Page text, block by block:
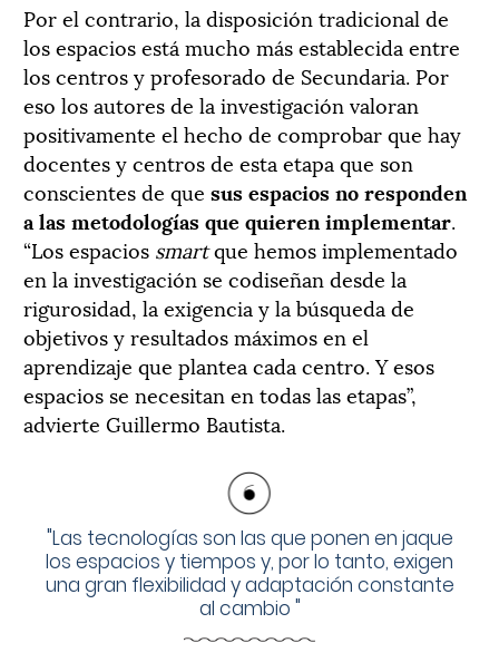
Por el contrario, la disposición tradicional de
los espacios está mucho más establecida entre
los centros y profesorado de Secundaria. Por
eso los autores de la investigación valoran
positivamente el hecho de comprobar que hay
docentes y centros de esta etapa que son
conscientes de que sus espacios no responden
a las metodologías que quieren implementar.
“Los espacios smartque hemos implementado
en la investigación se codiseñan desde la
rigurosidad, la exigencia y la búsqueda de
objetivos y resultados máximos en el
aprendizaje que plantea cada centro. Y esos
espacios se necesitan en todas las etapas”,
advierte Guillermo Bautista.
"Las tecnologías son las que ponen en jaque
los espacios y tiempos y, por lo tanto, exigen
una gran flexibilidad y adaptación constante
al cambio "